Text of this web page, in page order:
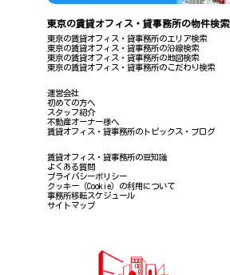
東京の賃貸オフィス・貸事務所の物件検索
東京の賃貸オフィス・貸事務所のエリア検索
東京の賃貸オフィス・貸事務所の沿線検索
東京の賃貸オフィス・貸事務所の地図検索
東京の賃貸オフィス・貸事務所のこだわり検索
運営会社
初めての方へ
スタッフ紹介
不動産オーナー様へ
賃貸オフィス・貸事務所のトピックス・ブログ
賃貸オフィス・貸事務所の豆知識
よくある質問
プライバシーポリシー
クッキー（Cookie）の利用について
事務所移転スケジュール
サイトマップ